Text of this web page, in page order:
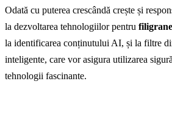
Odată cu puterea crescândă crește și
la dezvoltarea tehnologiilor pentru
la identificarea conținutului AI, și la filtre
inteligente, care vor asigura utilizarea
tehnologii fascinante.